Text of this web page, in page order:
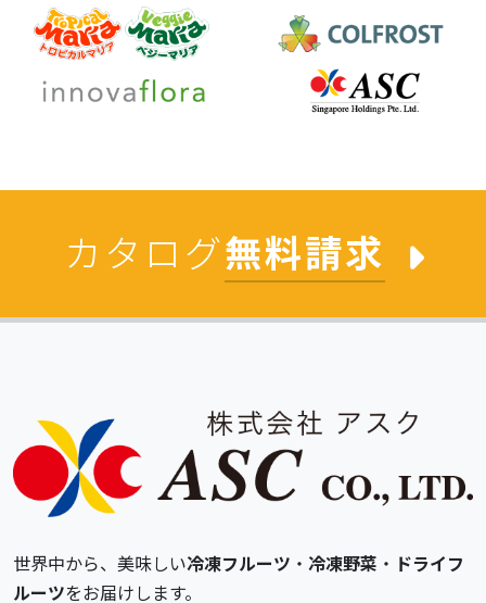
カタログ無料請求
世界中から、美味しい冷凍フルーツ ・ 冷凍野菜 ・ ドライフ
ルーツをお届けします。